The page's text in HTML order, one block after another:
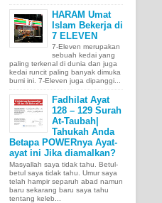
HARAM Umat
Islam Bekerja di
7 ELEVEN
7-Eleven merupakan
sebuah kedai yang
paling terkenal di dunia dan juga
kedai runcit paling banyak dimuka
bumi ini. 7-Eleven juga dipanggi...
Fadhilat Ayat
128 – 129 Surah
At-Taubah|
Tahukah Anda
Betapa POWERnya Ayat-
ayat ini Jika diamalkan?
Masyallah saya tidak tahu. Betul-
betul saya tidak tahu. Umur saya
telah hampir separuh abad namun
baru sekarang baru saya tahu
tentang keleb...